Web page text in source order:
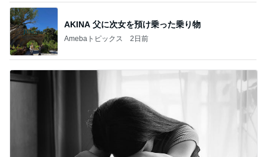
AKINA 父に次女を預け乗った乗り物
Amebaトピックス 2日前